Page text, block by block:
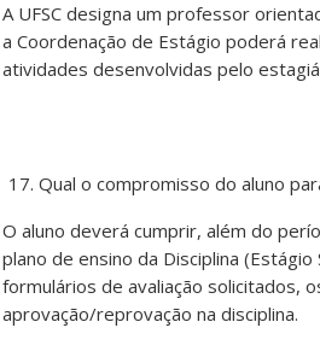
A UFSC designa um professor
a Coordenação de Estágio poderá
atividades desenvolvidas pelo
Qual o compromisso do aluno
O aluno deverá cumprir, além do
plano de ensino da Disciplina
formulários de avaliação solicitados,
aprovação/reprovação na disciplina.